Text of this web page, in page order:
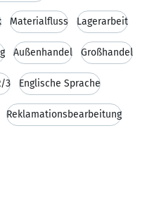
Materialfluss Lagerarbeit
Außenhandel Großhandel
3 Englische Sprache
Reklamationsbearbeitung